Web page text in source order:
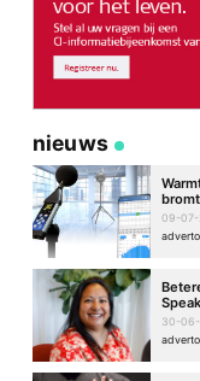
nieuws
09-07-
30-